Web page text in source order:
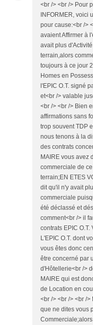
<br /> <br /> Pour
INFORMER, voici
pour cause:<br />
avaient Affirmer à
avait plus
terrain,alors
toujours à ce jour
Homes en
l'EPIC O.T. signé
et<br /> valable
<br /> <br /> Bien
affirmations sans
trop souvent TDP
nous tenons à la
des contrats
MAIRE vous avez
commerciale de
terrain;EN ETES
dit qu'il n'y avait
commerciale
été déclassé et
comment<br /> il
contrats EPIC O.T.
L'EPIC O.T. dont
vous êtes donc
être concerné par
d'Hôtellerie<br />
MAIRE qui est
de Location en
<br /> <br /> <br /
que ne dites vous